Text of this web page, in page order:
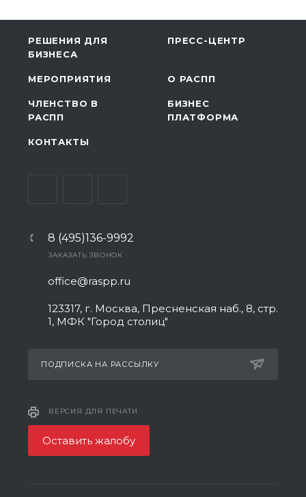
РЕШЕНИЯ ДЛЯ
БИЗНЕСА
ПРЕСС-ЦЕНТР
МЕРОПРИЯТИЯ О РАСПП
ЧЛЕНСТВО В
РАСПП
БИЗНЕС
ПЛАТФОРМА
КОНТАКТЫ
8 (495)136-9992
ЗАКАЗАТЬ ЗВОНОК
office@raspp.ru
123317, г. Москва, Пресненская наб., 8, стр.
1, МФК "Город столиц"
ПОДПИСКА НА РАССЫЛКУ
ВЕРСИЯ ДЛЯ ПЕЧАТИ
Оставить жалобу